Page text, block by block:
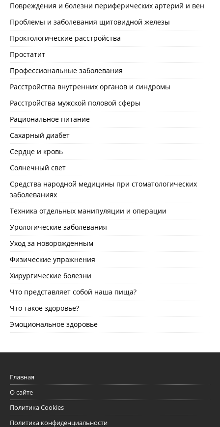
Повреждения и болезни периферических артерий и вен
Проблемы и заболевания щитовидной железы
Проктологические расстройства
Простатит
Профессиональные заболевания
Расстройства внутренних органов и синдромы
Расстройства мужской половой сферы
Рациональное питание
Сахарный диабет
Сердце и кровь
Солнечный свет
Средства народной медицины при стоматологических
заболеваниях
Техника отдельных манипуляции и операции
Урологические заболевания
Уход за новорожденным
Физические упражнения
Хирургические болезни
Что представляет собой наша пища?
Что такое здоровье?
Эмоциональное здоровье
Главная
О сайте
Политика Cookies
Политика конфиденциальности